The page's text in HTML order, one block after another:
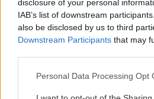
disclosure of your personal
IAB’s list of downstream
also be disclosed by us to third
Downstream Participants that may
Please note that this website/app
Personal Data Processing Opt
ρόλο στο υπουργείο
ουσία των μέτρων
αυξανόμενων περιστατικών
παραβατικότητας,
είναι αυστηρά
επιβάλλονται ποινές σε